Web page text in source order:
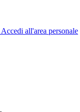
Accedi all'area personale